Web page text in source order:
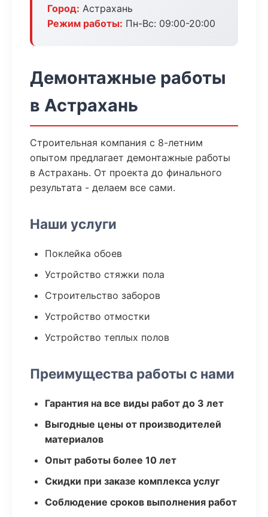
Город: Астрахань
Режим работы: Пн-Вс: 09:00-20:00
Демонтажные работы
в Астрахань
Строительная компания с 8-летним
опытом предлагает демонтажные работы
в Астрахань. От проекта до финального
результата - делаем все сами.
Наши услуги
Поклейка обоев
Устройство стяжки пола
Строительство заборов
Устройство отмостки
Устройство теплых полов
Преимущества работы с нами
Гарантия на все виды работ до 3 лет
Выгодные цены от производителей
материалов
Опыт работы более 10 лет
Скидки при заказе комплекса услуг
Соблюдение сроков выполнения работ